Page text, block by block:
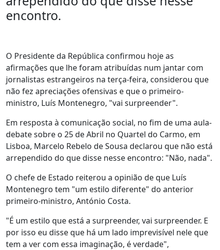
encontro.
O Presidente da República confirmou hoje as
afirmações que lhe foram atribuídas num jantar com
jornalistas estrangeiros na terça-feira, considerou que
não fez apreciações ofensivas e que o primeiro-
ministro, Luís Montenegro, "vai surpreender".
Em resposta à comunicação social, no fim de uma aula-
debate sobre o 25 de Abril no Quartel do Carmo, em
Lisboa, Marcelo Rebelo de Sousa declarou que não está
arrependido do que disse nesse encontro: "Não, nada".
O chefe de Estado reiterou a opinião de que Luís
Montenegro tem "um estilo diferente" do anterior
primeiro-ministro, António Costa.
"É um estilo que está a surpreender, vai surpreender. E
por isso eu disse que há um lado imprevisível nele que
tem a ver com essa imaginação, é verdade",